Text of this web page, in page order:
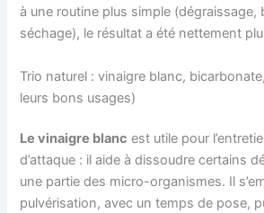
à une routine plus simple (dégraissage,
séchage), le résultat a été nettement
Trio naturel : vinaigre blanc,
leurs bons usages)
Le vinaigre blanc est utile pour
d’attaque : il aide à dissoudre certains
une partie des micro-organismes. Il
pulvérisation, avec un temps de pose,